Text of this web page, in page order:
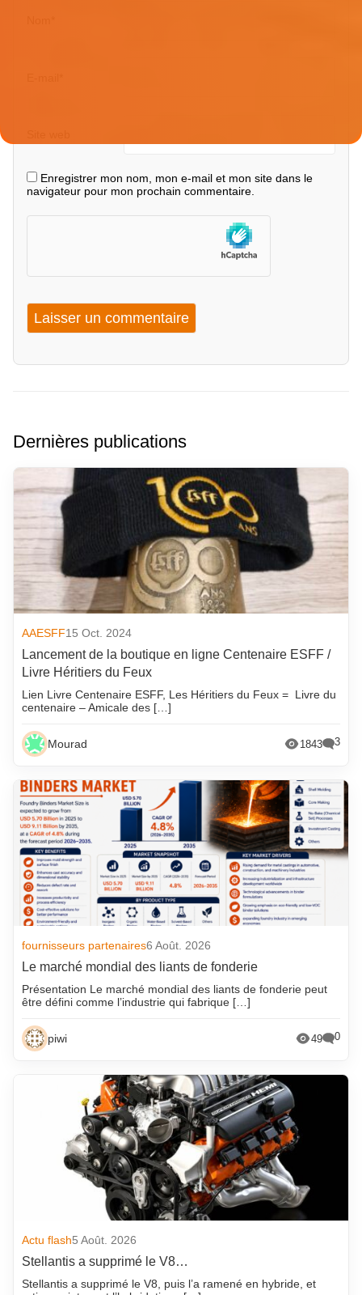
Enregistrer mon nom, mon e-mail et mon site dans le
navigateur pour mon prochain commentaire.
Dernières publications
AAESFF15 Oct. 2024
Lancement de la boutique en ligne Centenaire ESFF /
Livre Héritiers du Feux
Lien Livre Centenaire ESFF, Les Héritiers du Feux = Livre du
centenaire – Amicale des […]
Mourad 1843 3
fournisseurs partenaires6 Août. 2026
Le marché mondial des liants de fonderie
Présentation Le marché mondial des liants de fonderie peut
être défini comme l’industrie qui fabrique […]
piwi 49 0
Actu flash5 Août. 2026
Stellantis a supprimé le V8…
Stellantis a supprimé le V8, puis l’a ramené en hybride, et